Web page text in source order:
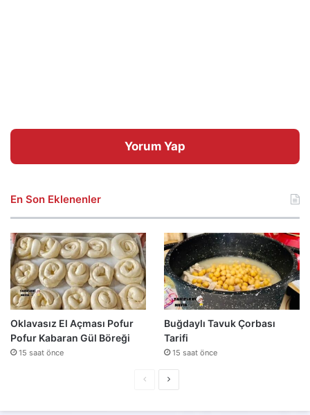
Yorum Yap
En Son Eklenenler
Oklavasız El Açması Pofur
Pofur Kabaran Gül Böreği
15 saat önce
Buğdaylı Tavuk Çorbası
Tarifi
15 saat önce
ÖncekiSonraki